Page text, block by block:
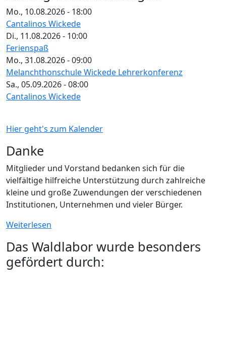
Mo., 10.08.2026 - 18:00
Cantalinos Wickede
Di., 11.08.2026 - 10:00
Ferienspaß
Mo., 31.08.2026 - 09:00
Melanchthonschule Wickede Lehrerkonferenz
Sa., 05.09.2026 - 08:00
Cantalinos Wickede
Hier geht's zum Kalender
Danke
Mitglieder und Vorstand bedanken sich für die
vielfältige hilfreiche Unterstützung durch zahlreiche
kleine und große Zuwendungen der verschiedenen
Institutionen, Unternehmen und vieler Bürger.
Weiterlesen
Das Waldlabor wurde besonders
gefördert durch: